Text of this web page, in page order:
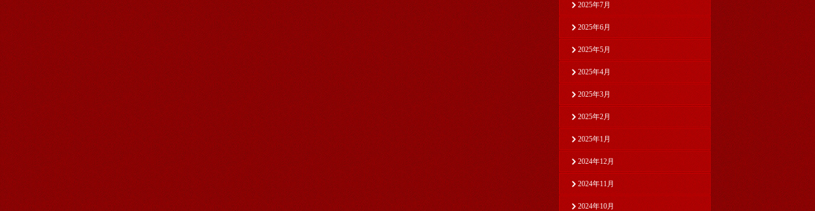
2025年7月
2025年6月
2025年5月
2025年4月
2025年3月
2025年2月
2025年1月
2024年12月
2024年11月
2024年10月